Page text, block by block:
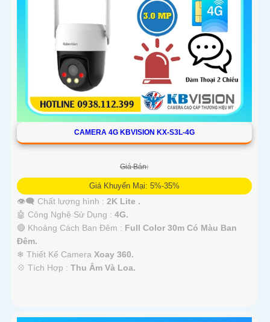
CAMERA 4G KBVISION KX-S3L-4G
Giá Bán:
Giá Khuyến Mại: 5%-35%
👁️‍🗨 Chất lượng hình : 2K Lite .
🤖️ Công Nghệ Sử Dụng : 4G.
🔴 Khoảng Cách Ban Đêm : Full Color 30m Có Màu Ban
Ðêm.
❄ Thiết Kế Camera Xoay 360.
️💠 Tích Hợp : Thu Âm Và Loa.